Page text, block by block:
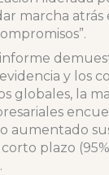
marcha atrás
y los
globales, la
aumentado
corto plazo